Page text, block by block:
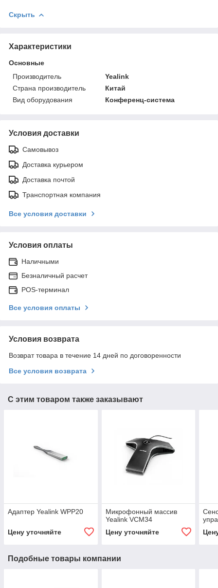
Скрыть
Характеристики
Основные
Производитель
Yealink
Страна производитель
Китай
Вид оборудования
Конференц-система
Условия доставки
Самовывоз
Доставка курьером
Доставка почтой
Транспортная компания
Все условия доставки
Условия оплаты
Наличными
Безналичный расчет
POS-терминал
Все условия оплаты
Условия возврата
Возврат товара в течение 14 дней по договоренности
Все условия возврата
С этим товаром также заказывают
Адаптер Yealink WPP20
Цену уточняйте
Микрофонный массив
Yealink VCM34
Цену уточняйте
Подобные товары компании